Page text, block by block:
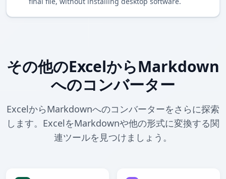
その他のExcelからMarkdown
へのコンバーター
ExcelからMarkdownへのコンバーターをさらに探索
します。ExcelをMarkdownや他の形式に変換する関
連ツールを見つけましょう。